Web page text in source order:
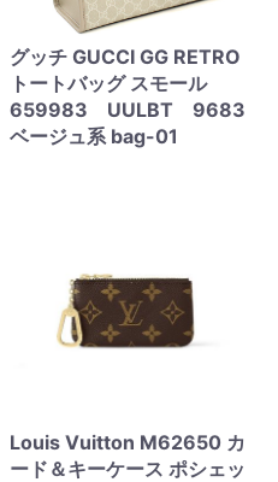
グッチ GUCCI GG RETRO
トートバッグ スモール
659983 UULBT 9683
ベージュ系 bag-01
Louis Vuitton M62650 カ
ード＆キーケース ポシェッ